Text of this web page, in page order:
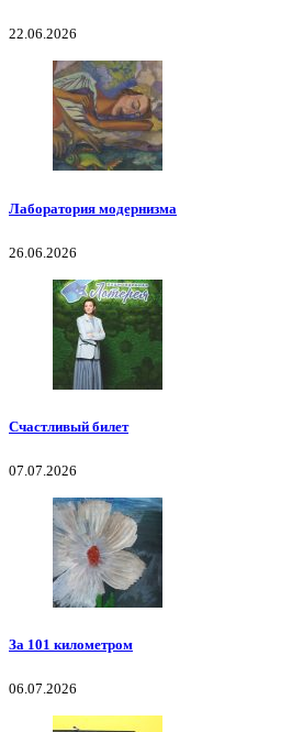
22.06.2026
Лаборатория модернизма
26.06.2026
Счастливый билет
07.07.2026
За 101 километром
06.07.2026